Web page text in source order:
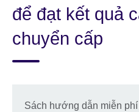
để đạt kết quả
chuyển cấp
Sách hướng dẫn miễn